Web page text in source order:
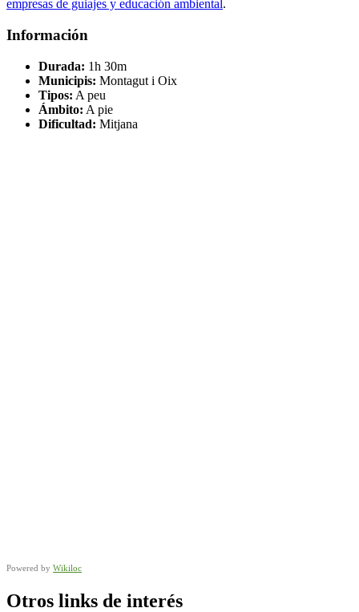
empresas de guiajes y educación ambiental .
Información
Durada: 1h 30m
Municipis: Montagut i Oix
Tipos: A peu
Ámbito: A pie
Dificultad: Mitjana
Powered by Wikiloc
Otros links de interés